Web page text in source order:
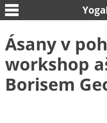
Ásany v
workshop
Borisem